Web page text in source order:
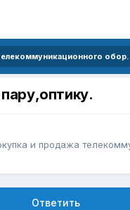
Покупка и
и продажа
Ответить